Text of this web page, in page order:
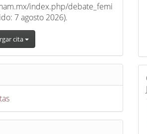
index.php/debate_femi
7 agosto 2026).
cita